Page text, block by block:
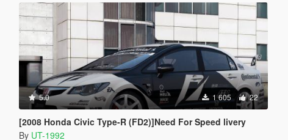
5.0 1 605 22
[2008 Honda Civic Type-R (FD2)]Need For Speed livery
By UT-1992